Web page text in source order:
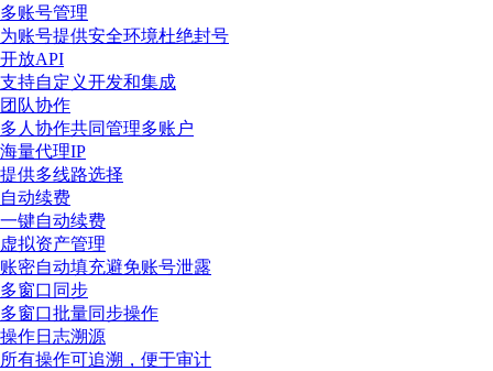
多账号管理
为账号提供安全环境杜绝封号
开放API
支持自定义开发和集成
团队协作
多人协作共同管理多账户
海量代理IP
提供多线路选择
自动续费
一键自动续费
虚拟资产管理
账密自动填充避免账号泄露
多窗口同步
多窗口批量同步操作
操作日志溯源
所有操作可追溯，便于审计